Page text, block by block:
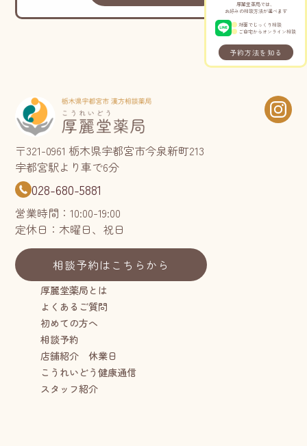
厚麗堂薬局では、
お好みの相談方法が選べます
対面でじっくり相談
ご自宅からオンライン相談
予約方法を知る
〒321-0961 栃木県宇都宮市今泉新町213
宇都宮駅より車で6分
028-680-5881
営業時間：10:00-19:00
定休日：木曜日、祝日
相談予約はこちらから
厚麗堂薬局とは
よくあるご質問
初めての方へ
相談予約
店舗紹介 休業日
こうれいどう健康通信
スタッフ紹介